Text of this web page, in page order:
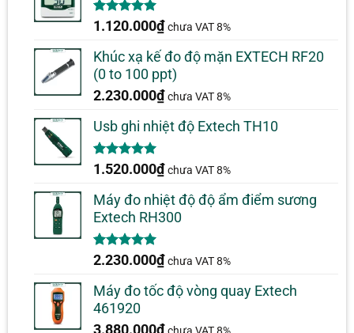
5.00trên 5
1
đánh giá
1.120.000₫ chưa VAT 8%
Khúc xạ kế đo độ mặn EXTECH RF20
(0 to 100 ppt)
2.230.000₫ chưa VAT 8%
Usb ghi nhiệt độ Extech TH10
5.00trên 5
1
đánh giá
1.520.000₫ chưa VAT 8%
Máy đo nhiệt độ độ ẩm điểm sương
Extech RH300
5.00trên 5
1
đánh giá
2.230.000₫ chưa VAT 8%
Máy đo tốc độ vòng quay Extech
461920
3.880.000₫